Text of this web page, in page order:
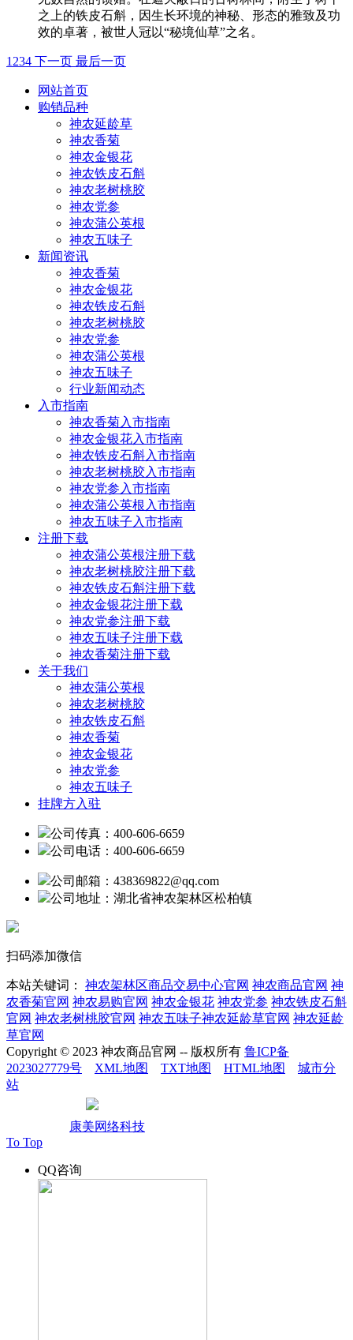
之上的铁皮石斛，因生长环境的神秘、形态的雅致及功
效的卓著，被世人冠以“秘境仙草”之名。
1 234 下一页 最后一页
网站首页
购销品种
神农延龄草
神农香菊
神农金银花
神农铁皮石斛
神农老树桃胶
神农党参
神农蒲公英根
神农五味子
新闻资讯
神农香菊
神农金银花
神农铁皮石斛
神农老树桃胶
神农党参
神农蒲公英根
神农五味子
行业新闻动态
入市指南
神农香菊入市指南
神农金银花入市指南
神农铁皮石斛入市指南
神农老树桃胶入市指南
神农党参入市指南
神农蒲公英根入市指南
神农五味子入市指南
注册下载
神农蒲公英根注册下载
神农老树桃胶注册下载
神农铁皮石斛注册下载
神农金银花注册下载
神农党参注册下载
神农五味子注册下载
神农香菊注册下载
关于我们
神农蒲公英根
神农老树桃胶
神农铁皮石斛
神农香菊
神农金银花
神农党参
神农五味子
挂牌方入驻
公司传真：400-606-6659
公司电话：400-606-6659
公司邮箱：438369822@qq.com
公司地址：湖北省神农架林区松柏镇
扫码添加微信
本站关键词： 神农架林区商品交易中心官网 神农商品官网 神
农香菊官网 神农易购官网 神农金银花 神农党参 神农铁皮石斛
官网 神农老树桃胶官网 神农五味子神农延龄草官网 神农延龄
草官网
Copyright © 2023 神农商品官网 -- 版权所有 鲁ICP备
2023027779号
XML地图 TXT地图 HTML地图
城市分
站
康美网络科技
To Top
QQ咨询